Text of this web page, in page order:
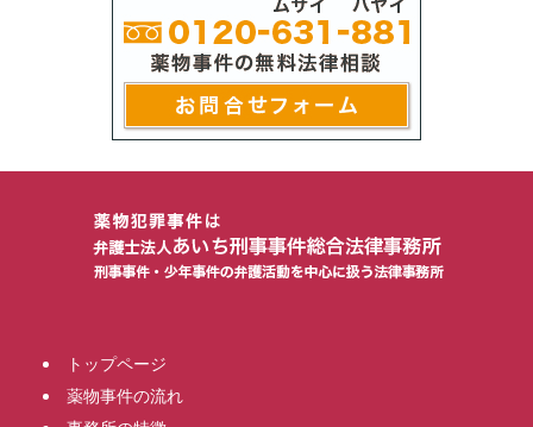
トップページ
薬物事件の流れ